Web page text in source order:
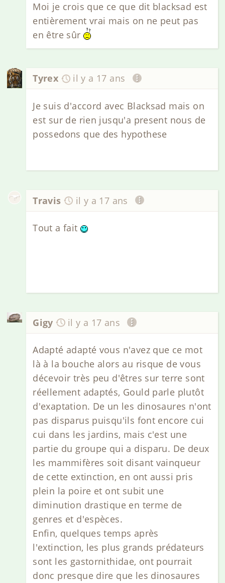
Moi je crois que ce que dit blacksad est
entièrement vrai mais on ne peut pas
en être sûr
Tyrex il y a 17 ans
Je suis d'accord avec Blacksad mais on
est sur de rien jusqu'a present nous de
possedons que des hypothese
Travis il y a 17 ans
Tout a fait
Gigy il y a 17 ans
Adapté adapté vous n'avez que ce mot
là à la bouche alors au risque de vous
décevoir très peu d'êtres sur terre sont
réellement adaptés, Gould parle plutôt
d'exaptation. De un les dinosaures n'ont
pas disparus puisqu'ils font encore cui
cui dans les jardins, mais c'est une
partie du groupe qui a disparu. De deux
les mammifères soit disant vainqueur
de cette extinction, en ont aussi pris
plein la poire et ont subit une
diminution drastique en terme de
genres et d'espèces.
Enfin, quelques temps après
l'extinction, les plus grands prédateurs
sont les gastornithidae, ont pourrait
donc presque dire que les dinosaures